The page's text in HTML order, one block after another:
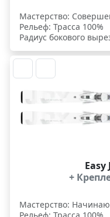
Мастерство:
Рельеф: Трасса 100%
Радиус бокового
Easy
+
Мастерство:
Рельеф: Трасса 100%